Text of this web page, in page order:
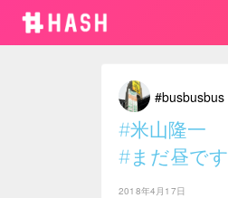
#busbusbus
#米山隆一
#まだ昼です
2018年4月17日